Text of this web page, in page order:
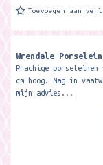
Toevoegen aan
Wrendale
Prachige
cm hoog. Mag in
mijn advies...